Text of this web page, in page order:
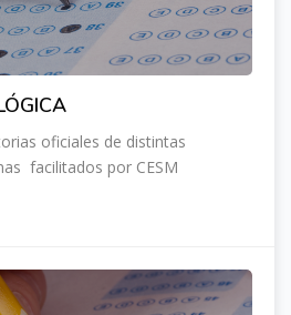
oficiales de distintas
facilitados por CESM